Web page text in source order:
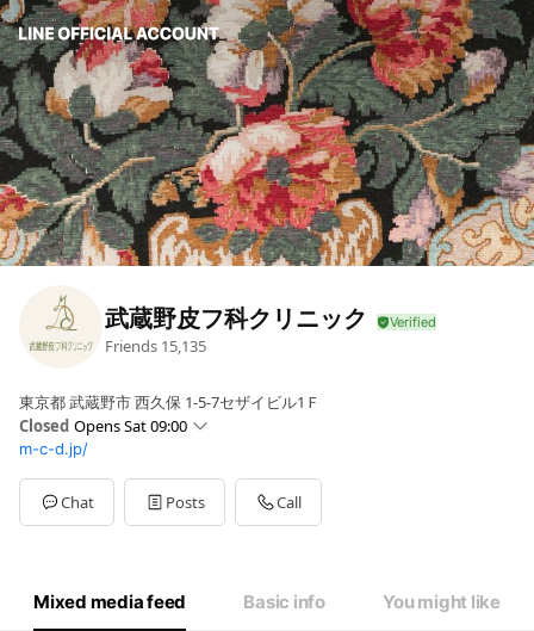
武蔵野皮フ科クリニック
Friends 15,135
東京都 武蔵野市 西久保 1-5-7セザイビル1Ｆ
Closed Opens Sat 09:00
Sun09:00 - 12:00
Mon09:00 - 12:30
Tue09:00 - 12:30
Wed09:00 - 12:30
09:00 - 12:00
※祝日はお休みを頂いております。
m-c-d.jp/
Chat Posts Call
Mixed media feed Basic info You might like